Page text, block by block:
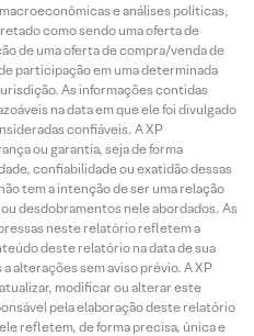
e análises políticas,
como sendo uma oferta de
de uma oferta de compra/venda de
participação em uma determinada
As informações contidas
na data em que ele foi divulgado
confiáveis. A XP
ou garantia, seja de forma
confiabilidade ou exatidão dessas
tem a intenção de ser uma relação
desdobramentos nele abordados. As
neste relatório refletem a
deste relatório na data de sua
alterações sem aviso prévio. A XP
modificar ou alterar este
pela elaboração deste relatório
refletem, de forma precisa, única e